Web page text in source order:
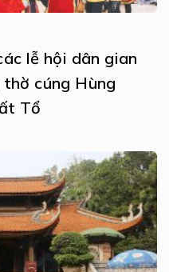
lễ hội dân gian
cúng Hùng
Tổ